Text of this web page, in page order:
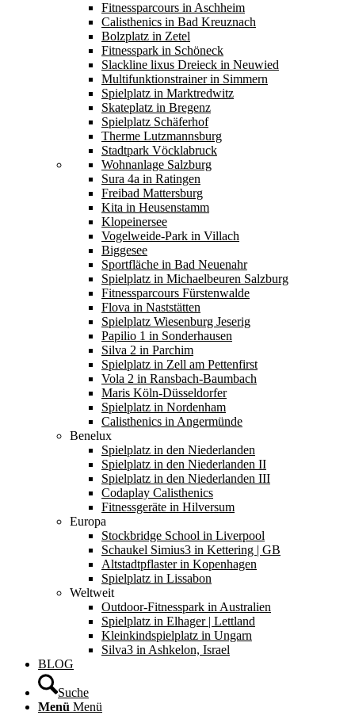
Fitnessparcours in Aschheim
Calisthenics in Bad Kreuznach
Bolzplatz in Zetel
Fitnesspark in Schöneck
Slackline lixus Dreieck in Neuwied
Multifunktionstrainer in Simmern
Spielplatz in Marktredwitz
Skateplatz in Bregenz
Spielplatz Schäferhof
Therme Lutzmannsburg
Stadtpark Vöcklabruck
Wohnanlage Salzburg
Sura 4a in Ratingen
Freibad Mattersburg
Kita in Heusenstamm
Klopeinersee
Vogelweide-Park in Villach
Biggesee
Sportfläche in Bad Neuenahr
Spielplatz in Michaelbeuren Salzburg
Fitnessparcours Fürstenwalde
Flova in Naststätten
Spielplatz Wiesenburg Jeserig
Papilio 1 in Sonderhausen
Silva 2 in Parchim
Spielplatz in Zell am Pettenfirst
Vola 2 in Ransbach-Baumbach
Maris Köln-Düsseldorfer
Spielplatz in Nordenham
Calisthenics in Angermünde
Benelux
Spielplatz in den Niederlanden
Spielplatz in den Niederlanden II
Spielplatz in den Niederlanden III
Codaplay Calisthenics
Fitnessgeräte in Hilversum
Europa
Stockbridge School in Liverpool
Schaukel Simius3 in Kettering | GB
Altstadtpflaster in Kopenhagen
Spielplatz in Lissabon
Weltweit
Outdoor-Fitnesspark in Australien
Spielplatz in Elhager | Lettland
Kleinkindspielplatz in Ungarn
Silva3 in Ashkelon, Israel
BLOG
Suche
Menü Menü